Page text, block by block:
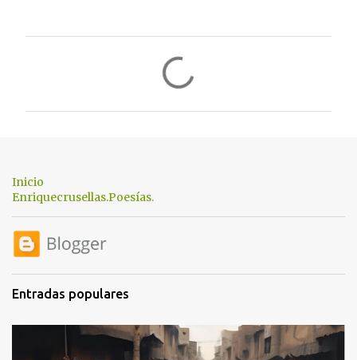
t
a
r
i
s
Inicio
Enriquecrusellas.Poesías.
Entradas populares